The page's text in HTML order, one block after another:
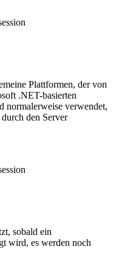
Plattformen, der von
.NET-basierten
normalerweise verwendet,
den Server
sobald ein
wird, es werden noch